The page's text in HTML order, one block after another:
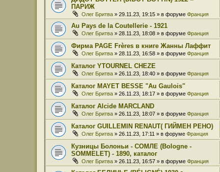
ПАРИЖ
Олег Бритва » 29.11.23, 19:15 » в форуме Франция
Au Pays de la Coutellerie - 1921
Олег Бритва » 28.11.23, 18:08 » в форуме Франция
Фирма PAGE Frères в книге Жанны Лаффит
Олег Бритва » 28.11.23, 16:58 » в форуме Франция
Каталог YTOURNEL CHEZE
Олег Бритва » 26.11.23, 18:40 » в форуме Франция
Каталог MAYET BESSE "Au Gaulois"
Олег Бритва » 26.11.23, 18:17 » в форуме Франция
Каталог Alcide MARCLAND
Олег Бритва » 26.11.23, 18:07 » в форуме Франция
Каталог GUILLEMIN RENAUT( ГИЙМЕН РЕНО)
Олег Бритва » 26.11.23, 17:11 » в форуме Франция
Кузницы Болоньи - СОМЛЕ (Bologne -
SOMMELET) - 1890, каталог
Олег Бритва » 26.11.23, 16:57 » в форуме Франция